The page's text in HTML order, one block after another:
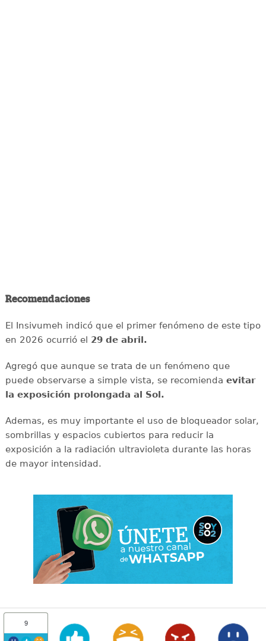
Recomendaciones
El Insivumeh indicó que el primer fenómeno de este tipo
en 2026 ocurrió el 29 de abril.
Agregó que aunque se trata de un fenómeno que
puede observarse a simple vista, se recomienda evitar
la exposición prolongada al Sol.
Ademas, es muy importante el uso de bloqueador solar,
sombrillas y espacios cubiertos para reducir la
exposición a la radiación ultravioleta durante las horas
de mayor intensidad.
9